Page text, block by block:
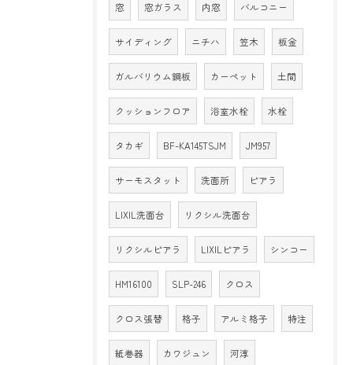
窓 窓ガラス 内窓 バルコニー
サイディング ニチハ 笠木 板金
ガルバリウム鋼板 カーペット 土間
クッションフロア 浴室水栓 水栓
タカギ BF-KA145TSJM JM957
サーモスタット 洗面所 ピアラ
LIXIL洗面台 リクシル洗面台
リクシルピアラ LIXILピアラ シンコー
HM16100 SLP-246 クロス
クロス張替 格子 アルミ格子 特注
紙巻器 カワジュン 河淳